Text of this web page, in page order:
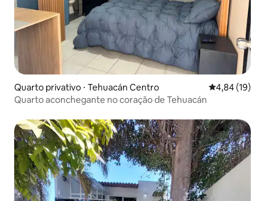
Quarto privativo ⋅ Tehuacán Centro 4,84 de uma
4,84 (19)
Quarto aconchegante no coração de Tehuacán